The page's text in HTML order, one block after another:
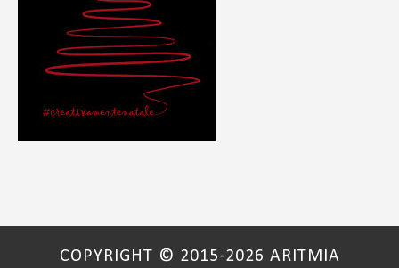
COPYRIGHT © 2015-2026 ARITMIA